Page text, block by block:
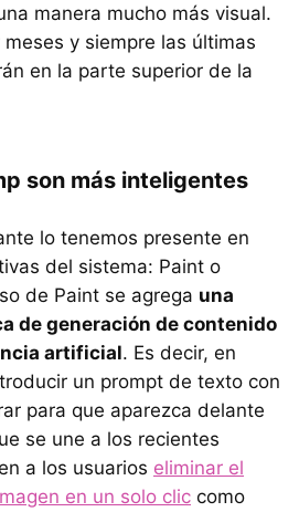
manera mucho más visual.
y siempre las últimas
en la parte superior de la
son más inteligentes
lo tenemos presente en
del sistema: Paint o
de Paint se agrega una
de generación de contenido
artificial. Es decir, en
un prompt de texto con
para que aparezca delante
se une a los recientes
a los usuarios eliminar el
en un solo clic como